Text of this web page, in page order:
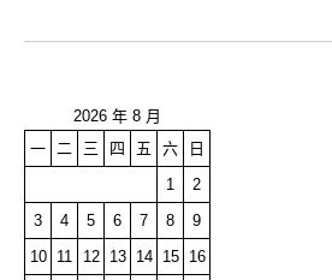
2026 年 8 月
一
二 三 四 五 六
日
1
2
3
4 5 6 7 8
9
10
11 12 13 14 15
16